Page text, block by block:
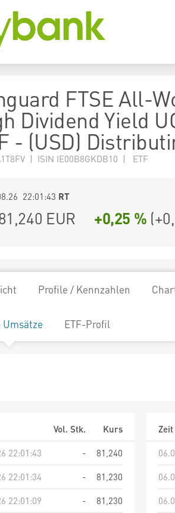
FTSE All-
Dividend Yield
- (USD)
| ISIN IE00B8GKDB10 | ETF
22:01:43 RT
EUR +0,25 % (
Profile / Kennzahlen
ETF-Profil
Vol. Stk.
Kurs
22:01:43
-
81,240
22:01:34
-
81,230
22:01:09
-
81,230
Zeit